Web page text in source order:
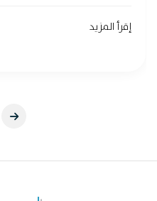
إقرأ المزيد